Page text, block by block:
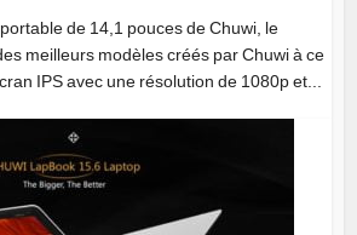
de 14,1 pouces de Chuwi, le
meilleurs modèles créés par Chuwi à ce
IPS avec une résolution de 1080p et...